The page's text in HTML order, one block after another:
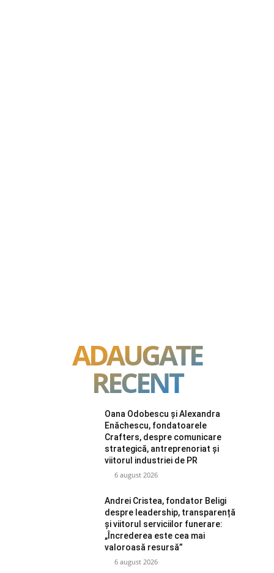
ADAUGATE
RECENT
Oana Odobescu și Alexandra
Enăchescu, fondatoarele
Crafters, despre comunicare
strategică, antreprenoriat și
viitorul industriei de PR
6 august 2026
Andrei Cristea, fondator Beligi
despre leadership, transparență
și viitorul serviciilor funerare:
„Încrederea este cea mai
valoroasă resursă”
6 august 2026